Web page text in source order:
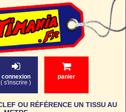
connexion
( s'inscrire )
panier
OU RÉFÉRENCE UN TISSU AU